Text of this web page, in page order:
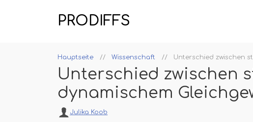
PRODIFFS
Hauptseite Wissenschaft Unterschied zwischen
Unterschied zwischen
dynamischem
Julika Koob